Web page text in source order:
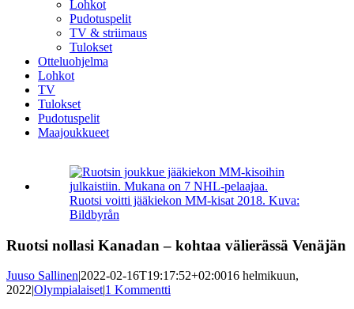
Lohkot
Pudotuspelit
TV & striimaus
Tulokset
Otteluohjelma
Lohkot
TV
Tulokset
Pudotuspelit
Maajoukkueet
isompanaRuotsi voitti jääkiekon MM-kisat 2018. Kuva:
Bildbyrån
Ruotsi nollasi Kanadan – kohtaa välierässä Venäjän
Juuso Sallinen|2022-02-16T19:17:52+02:0016 helmikuun,
2022|Olympialaiset|1 Kommentti